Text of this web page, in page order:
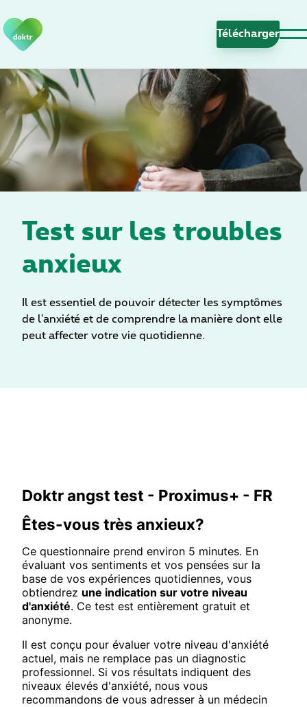
a
t
a
n
a
Test sur les troubles
anxieux
Il est essentiel de pouvoir détecter les symptômes
de l'anxiété et de comprendre la manière dont elle
peut affecter votre vie quotidienne.